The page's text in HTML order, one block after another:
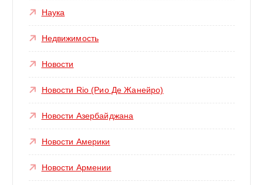
Наука
Недвижимость
Новости
Новости Rio (Рио Де Жанейро)
Новости Азербайджана
Новости Америки
Новости Армении